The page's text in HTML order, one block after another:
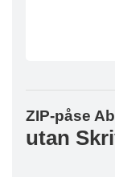
ZIP-påse
utan